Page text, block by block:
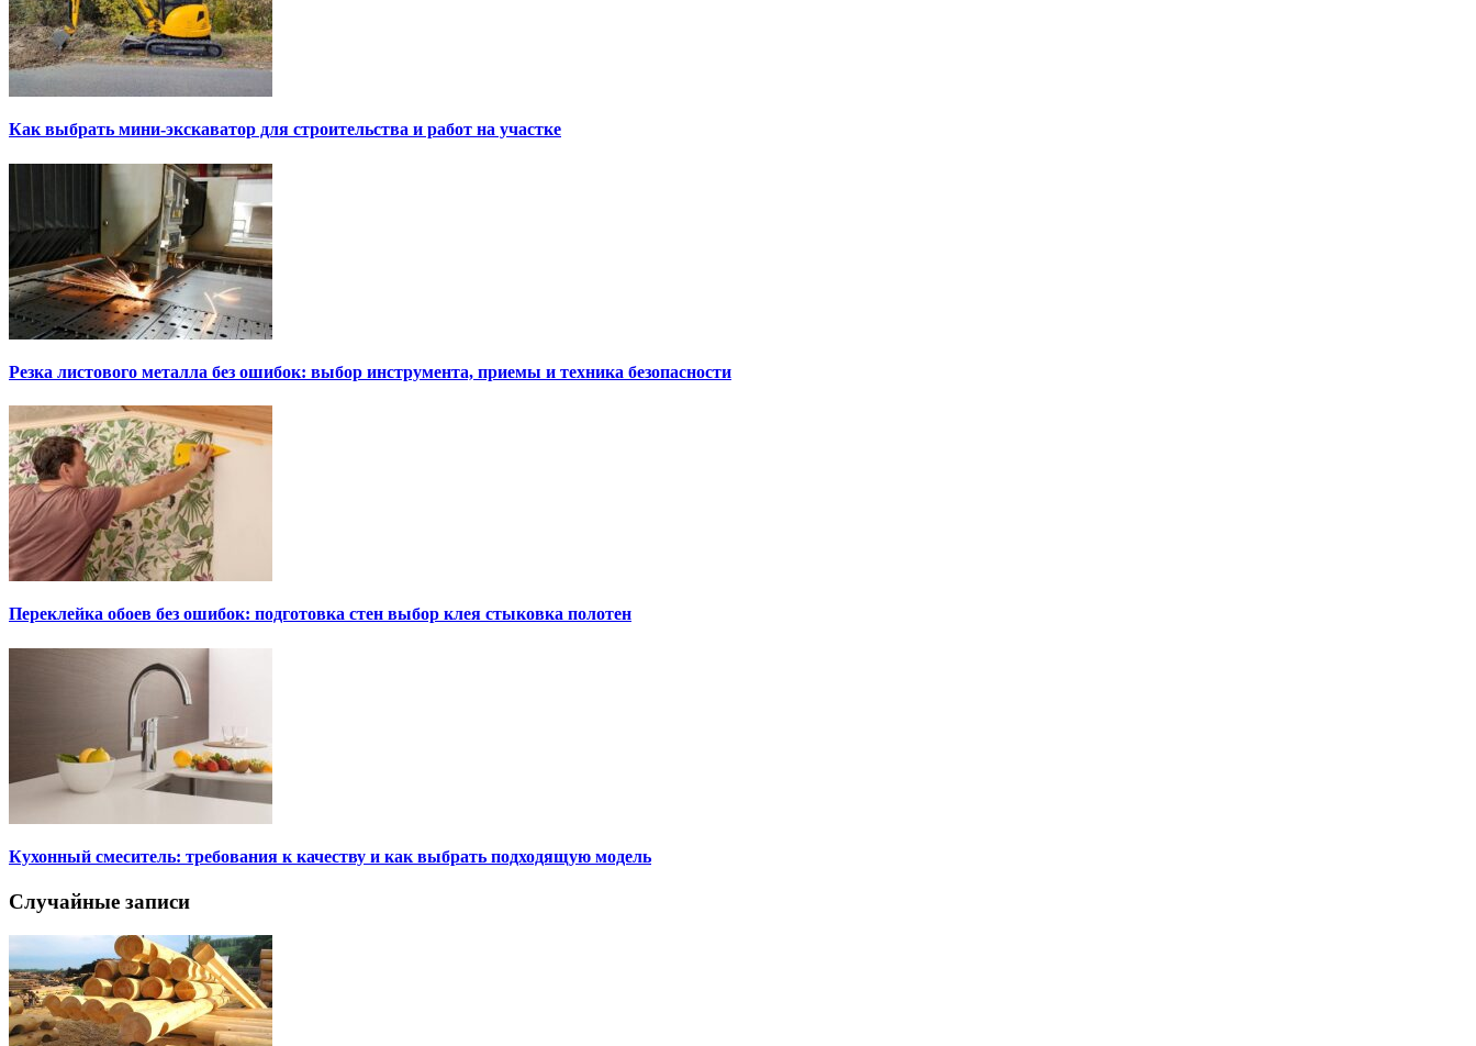
Как выбрать мини-экскаватор для строительства и работ на участке
Резка листового металла без ошибок: выбор инструмента, приемы и техника безопасности
Переклейка обоев без ошибок: подготовка стен выбор клея стыковка полотен
Кухонный смеситель: требования к качеству и как выбрать подходящую модель
Случайные записи